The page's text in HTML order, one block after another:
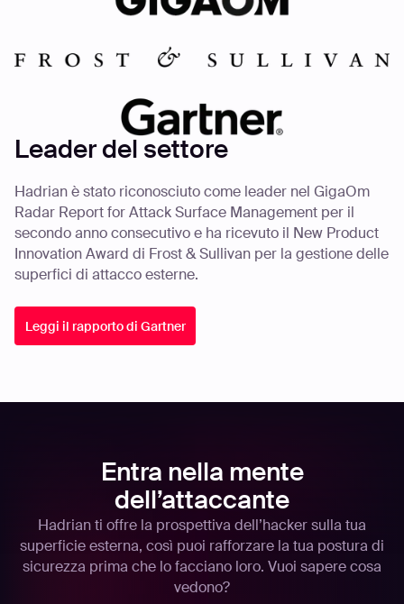
Leader del settore
Hadrian è stato riconosciuto come leader nel GigaOm
Radar Report for Attack Surface Management per il
secondo anno consecutivo e ha ricevuto il New Product
Innovation Award di Frost & Sullivan per la gestione delle
superfici di attacco esterne.
Leggi il rapporto di Gartner
Entra nella mente
dell’attaccante
Hadrian ti offre la prospettiva dell’hacker sulla tua
superficie esterna, così puoi rafforzare la tua postura di
sicurezza prima che lo facciano loro. Vuoi sapere cosa
vedono?